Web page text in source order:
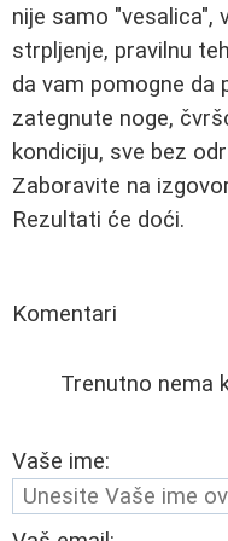
nije samo "vesalica",
strpljenje, pravilnu
da vam pomogne da
zategnute noge,
kondiciju, sve bez
Zaboravite na
Rezultati će doći.
Komentari
Trenutno nema
Vaše ime: